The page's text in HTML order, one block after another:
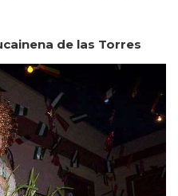
de las Torres